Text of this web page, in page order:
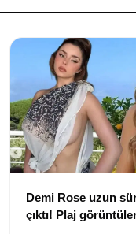
Demi Rose uzun
çıktı! Plaj